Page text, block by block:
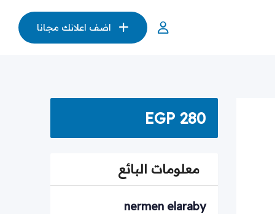
اضف اعلانك مجانا
EGP280
معلومات البائع
nermen elaraby